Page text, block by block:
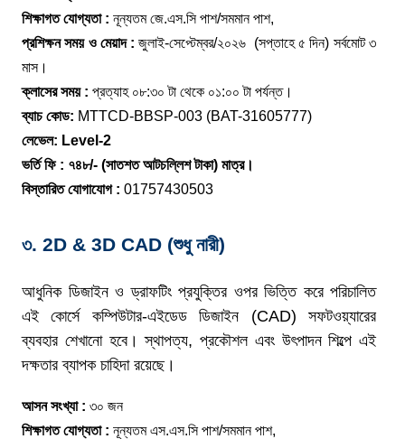
শিক্ষাগত যোগ্যতা : নূন্যতম জে.এস.সি পাশ/সমমান পাশ,
প্রশিক্ষন সময় ও মেয়াদ : জুলাই-সেপ্টেম্বর/২০২৬ (সপ্তাহে ৫ দিন) সর্বমোট ৩
মাস।
ক্লাসের সময় : প্রত্যাহ ০৮:৩০ টা থেকে ০১:০০ টা পর্যন্ত।
ব্যাচ কোড: MTTCD-BBSP-003 (BAT-31605777)
লেভেল: Level-2
ভর্তি ফি : ৭৪৮/- (সাতশত আটচল্লিশ টাকা) মাত্র।
বিস্তারিত যোগাযোগ : 01757430503
৩. 2D & 3D CAD (শুধু নারী)
আধুনিক ডিজাইন ও ড্রাফটিং প্রযুক্তির ওপর ভিত্তি করে পরিচালিত
এই কোর্সে কম্পিউটার-এইডেড ডিজাইন (CAD) সফটওয়্যারের
ব্যবহার শেখানো হবে। স্থাপত্য, প্রকৌশল এবং উৎপাদন শিল্পে এই
দক্ষতার ব্যাপক চাহিদা রয়েছে।
আসন সংখ্যা : ৩০ জন
শিক্ষাগত যোগ্যতা : নূন্যতম এস.এস.সি পাশ/সমমান পাশ,